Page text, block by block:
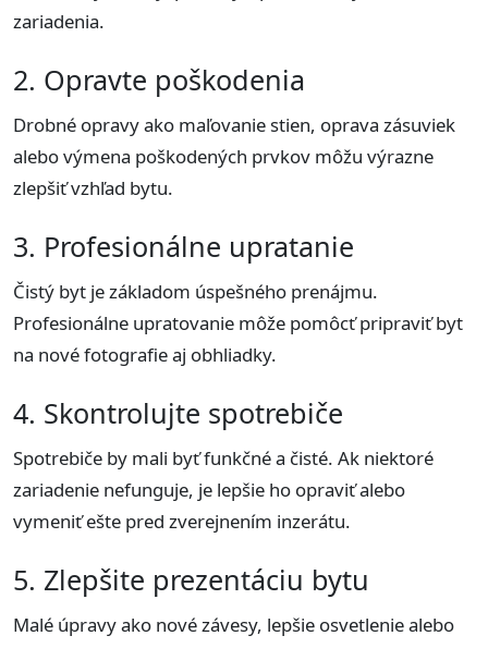
zariadenia.
2. Opravte poškodenia
Drobné opravy ako maľovanie stien, oprava zásuviek
alebo výmena poškodených prvkov môžu výrazne
zlepšiť vzhľad bytu.
3. Profesionálne upratanie
Čistý byt je základom úspešného prenájmu.
Profesionálne upratovanie môže pomôcť pripraviť byt
na nové fotografie aj obhliadky.
4. Skontrolujte spotrebiče
Spotrebiče by mali byť funkčné a čisté. Ak niektoré
zariadenie nefunguje, je lepšie ho opraviť alebo
vymeniť ešte pred zverejnením inzerátu.
5. Zlepšite prezentáciu bytu
Malé úpravy ako nové závesy, lepšie osvetlenie alebo